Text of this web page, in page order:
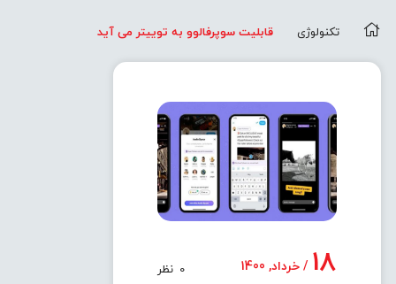
تکنولوژی قابلیت سوپرفالوو به توییتر می آید
18 / خرداد, 1400 0 نظر